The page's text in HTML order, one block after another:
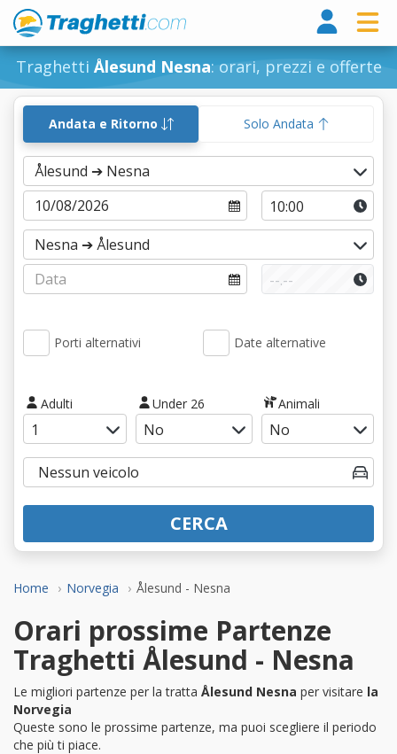
Traghetti Ålesund Nesna: orari, prezzi e offerte
Home Norvegia Ålesund - Nesna
Andata e Ritorno Solo Andata
Porti alternativi Date alternative
Adulti Under 26 Animali
CERCA
Orari prossime Partenze
Traghetti Ålesund - Nesna
Le migliori partenze per la tratta Ålesund Nesna per visitare la
Norvegia
Queste sono le prossime partenze, ma puoi scegliere il periodo
che più ti piace.